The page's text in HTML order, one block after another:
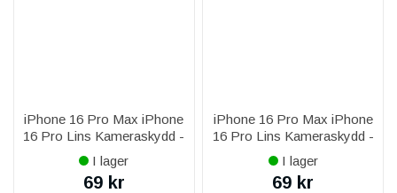
iPhone 16 Pro Max iPhone
16 Pro Lins Kameraskydd -
Guld
I lager
69 kr
iPhone 16 Pro Max iPhone
16 Pro Lins Kameraskydd -
Titangrå
I lager
69 kr